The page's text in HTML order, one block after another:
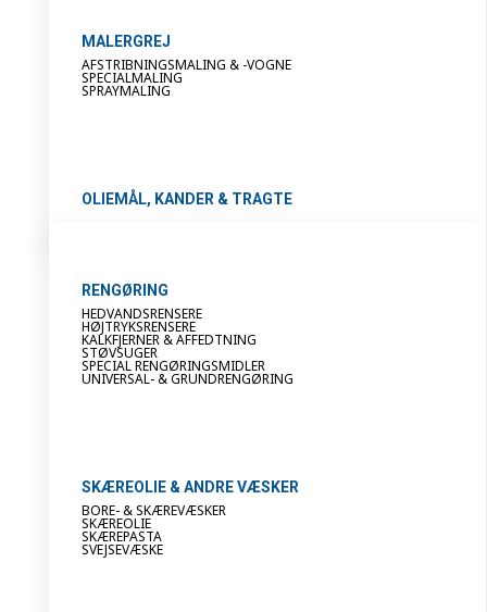
MALERGREJ
AFSTRIBNINGSMALING & -VOGNE
SPECIALMALING
SPRAYMALING
OLIEMÅL, KANDER & TRAGTE
RENGØRING
HEDVANDSRENSERE
HØJTRYKSRENSERE
KALKFJERNER & AFFEDTNING
STØVSUGER
SPECIAL RENGØRINGSMIDLER
UNIVERSAL- & GRUNDRENGØRING
SKÆREOLIE & ANDRE VÆSKER
BORE- & SKÆREVÆSKER
SKÆREOLIE
SKÆREPASTA
SVEJSEVÆSKE